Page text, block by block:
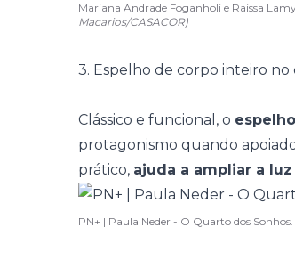
Mariana Andrade Foganholi e Raissa
Macarios/CASACOR)
3. Espelho de corpo inteiro
Clássico e funcional, o
protagonismo quando
prático, ajuda a ampliar a
PN+ | Paula Neder - O Quarto dos